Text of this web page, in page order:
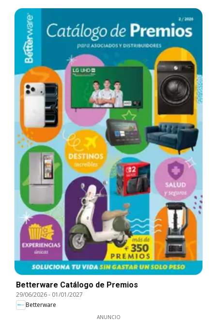
Betterware Catálogo de Premios
29/06/2026- 01/01/2027
Betterware
ANUNCIO